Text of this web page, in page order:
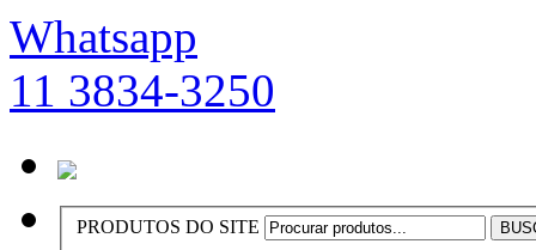
Whatsapp
11 3834-3250
PRODUTOS DO SITE